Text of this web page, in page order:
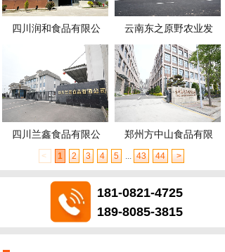
四川润和食品有限公 云南东之原野农业发
四川兰鑫食品有限公 郑州方中山食品有限
< 1 2 3 4 5 ... 43 44 >
181-0821-4725
189-8085-3815